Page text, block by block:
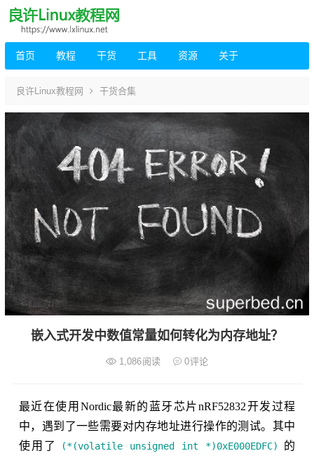
首页 教程 干货 工具 资源 关于
良许Linux教程网 干货合集
嵌入式开发中数值常量如何转化为内存地址？
1,086阅读 0评论
最近在使用Nordic最新的蓝牙芯片nRF52832开发过程
中，遇到了一些需要对内存地址进行操作的测试。其中
使用了
(*(volatile unsigned int *)0xE000EDFC)
的